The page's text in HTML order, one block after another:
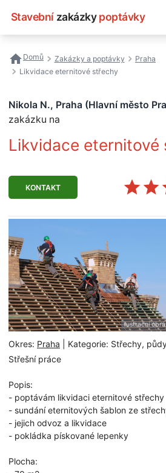
Stavební zakázky poptávky
Všechny zakázky
Nejčastější vyhledávání
Domů Zakázky a poptávky
Praha
Likvidace eternitové střechy
Nikola N., Praha (Hlavní město
zakázku na
Likvidace eternitové
KONTAKT
Okres: Praha | Kategorie: Střechy,
Střešní práce
Popis:
- poptávám likvidaci eternitové střechy
- sundání eternitových šablon ze
- jejich odvoz a likvidace
- pokládka pískované lepenky
Plocha:
ilustrační